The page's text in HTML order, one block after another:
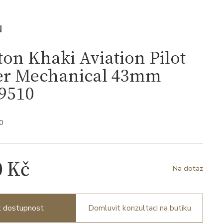
Khaki Aviation Pilot
Mechanical 43mm
Kč Na dotaz
dostupnost Domluvit konzultaci na butiku